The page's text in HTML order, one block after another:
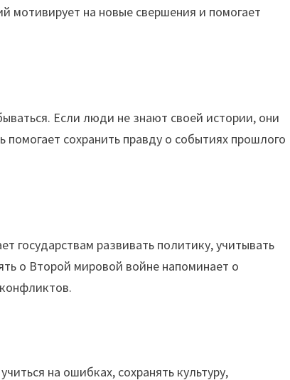
мотивирует на новые свершения и помогает
Если люди не знают своей истории, они
сохранить правду о событиях прошлого
государствам развивать политику, учитывать
о Второй мировой войне напоминает о
на ошибках, сохранять культуру,